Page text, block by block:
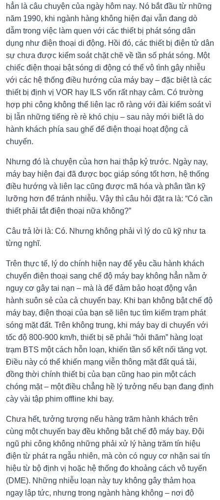
hẳn là câu chuyện của ngày hôm nay. Nó bắt đầu từ những
năm 1990, khi ngành hàng không hiện đại vẫn đang dò
dẫm trong việc làm quen với các thiết bị phát sóng dân
dụng như điện thoại di động. Hồi đó, các thiết bị điện tử dân
sự chưa được kiểm soát chặt chẽ về tần số phát sóng. Một
chiếc điện thoại bật sóng di động có thể vô tình gây nhiễu
với các hệ thống điều hướng của máy bay – đặc biệt là các
thiết bị định vị VOR hay ILS vốn rất nhạy cảm. Có trường
hợp phi công không thể liên lạc rõ ràng với đài kiểm soát vì
bị lẫn những tiếng rè rè khó chịu – sau này mới biết là do
hành khách phía sau ghế để điện thoại hoạt động cả
chuyến.
Nhưng đó là chuyện của hơn hai thập kỷ trước. Ngày nay,
máy bay hiện đại đã được bọc giáp sóng tốt hơn, hệ thống
điều hướng và liên lạc cũng được mã hóa và phân tần kỹ
lưỡng hơn để tránh nhiễu. Vậy thì câu hỏi đặt ra là: “Có cần
thiết phải tắt điện thoại nữa không?”
Câu trả lời là: Có. Nhưng không phải vì lý do cũ kỹ như ta
từng nghĩ.
Trên thực tế, lý do chính hiện nay để yêu cầu hành khách
chuyển điện thoại sang chế độ máy bay không hẳn nằm ở
nguy cơ gây tai nạn – mà là để đảm bảo hoạt động vận
hành suôn sẻ của cả chuyến bay. Khi bạn không bật chế độ
máy bay, điện thoại của bạn sẽ liên tục tìm kiếm trạm phát
sóng mặt đất. Trên không trung, khi máy bay di chuyển với
tốc độ 800-900 km/h, thiết bị sẽ phải “hỏi thăm” hàng loạt
trạm BTS một cách hỗn loạn, khiến tần số kết nối tăng vọt.
Điều này có thể khiến mạng viễn thông mặt đất quá tải,
đồng thời chính thiết bị của bạn cũng hao pin một cách
chóng mặt – một điều chẳng hề lý tưởng nếu bạn đang định
cày vài tập phim offline khi bay.
Chưa hết, tưởng tượng nếu hàng trăm hành khách trên
cùng một chuyến bay đều không bật chế độ máy bay. Đội
ngũ phi công không những phải xử lý hàng trăm tín hiệu
điện từ phát ra ngẫu nhiên, mà còn có nguy cơ nhận sai tín
hiệu từ bộ định vị hoặc hệ thống đo khoảng cách vô tuyến
(DME). Những nhiễu loạn này tuy không gây thảm họa
ngay lập tức, nhưng trong ngành hàng không – nơi độ